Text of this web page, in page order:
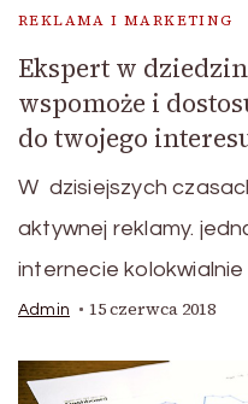
REKLAMA I MARKETING
Ekspert w
wspomoże i
do twojego
W dzisiejszych
aktywnej reklamy.
internecie
Admin 15 czerwca 2018